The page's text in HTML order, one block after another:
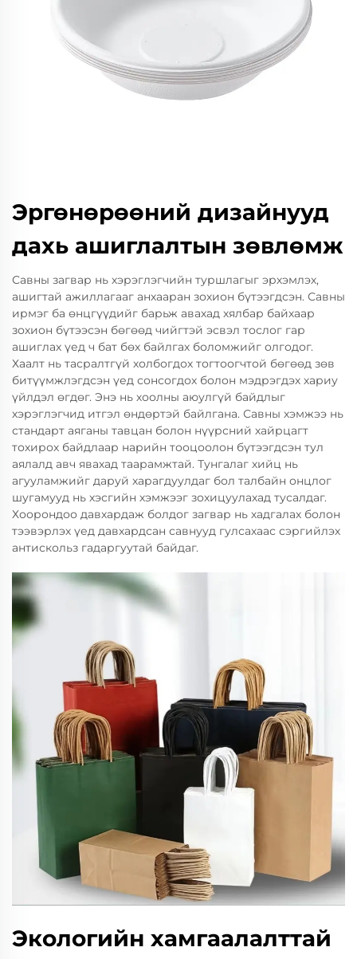
Эргөнөрөөний дизайнууд
дахь ашиглалтын зөвлөмж
Савны загвар нь хэрэглэгчийн туршлагыг эрхэмлэх,
ашигтай ажиллагааг анхааран зохион бүтээгдсэн. Савны
ирмэг ба өнцгүүдийг барьж авахад хялбар байхаар
зохион бүтээсэн бөгөөд чийгтэй эсвэл тослог гар
ашиглах үед ч бат бөх байлгах боломжийг олгодог.
Хаалт нь тасралтгүй холбогдох тогтоогчтой бөгөөд зөв
битүүмжлэгдсэн үед сонсогдох болон мэдрэгдэх хариу
үйлдэл өгдөг. Энэ нь хоолны аюулгүй байдлыг
хэрэглэгчид итгэл өндөртэй байлгана. Савны хэмжээ нь
стандарт аяганы тавцан болон нүүрсний хайрцагт
тохирох байдлаар нарийн тооцоолон бүтээгдсэн тул
аялалд авч явахад таарамжтай. Тунгалаг хийц нь
агууламжийг даруй харагдуулдаг бол талбайн онцлог
шугамууд нь хэсгийн хэмжээг зохицуулахад тусалдаг.
Хоорондоо давхардаж болдог загвар нь хадгалах болон
тээвэрлэх үед давхардсан савнууд гулсахаас сэргийлэх
антискольз гадаргуутай байдаг.
Экологийн хамгаалалттай